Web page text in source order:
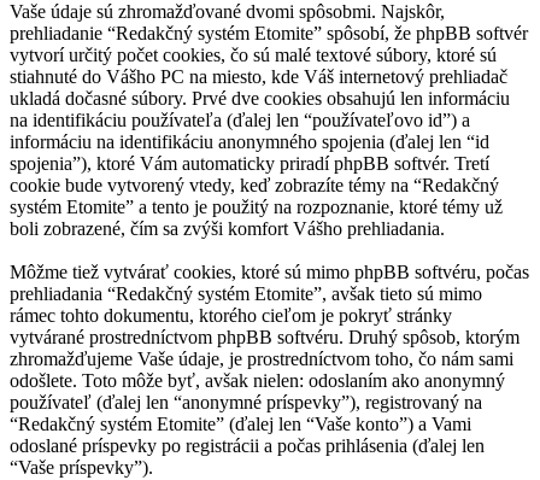
Vaše údaje sú zhromažďované dvomi spôsobmi. Najskôr,
prehliadanie “Redakčný systém Etomite” spôsobí, že phpBB softvér
vytvorí určitý počet cookies, čo sú malé textové súbory, ktoré sú
stiahnuté do Vášho PC na miesto, kde Váš internetový prehliadač
ukladá dočasné súbory. Prvé dve cookies obsahujú len informáciu
na identifikáciu používateľa (ďalej len “používateľovo id”) a
informáciu na identifikáciu anonymného spojenia (ďalej len “id
spojenia”), ktoré Vám automaticky priradí phpBB softvér. Tretí
cookie bude vytvorený vtedy, keď zobrazíte témy na “Redakčný
systém Etomite” a tento je použitý na rozpoznanie, ktoré témy už
boli zobrazené, čím sa zvýši komfort Vášho prehliadania.
Môžme tiež vytvárať cookies, ktoré sú mimo phpBB softvéru, počas
prehliadania “Redakčný systém Etomite”, avšak tieto sú mimo
rámec tohto dokumentu, ktorého cieľom je pokryť stránky
vytvárané prostredníctvom phpBB softvéru. Druhý spôsob, ktorým
zhromažďujeme Vaše údaje, je prostredníctvom toho, čo nám sami
odošlete. Toto môže byť, avšak nielen: odoslaním ako anonymný
používateľ (ďalej len “anonymné príspevky”), registrovaný na
“Redakčný systém Etomite” (ďalej len “Vaše konto”) a Vami
odoslané príspevky po registrácii a počas prihlásenia (ďalej len
“Vaše príspevky”).